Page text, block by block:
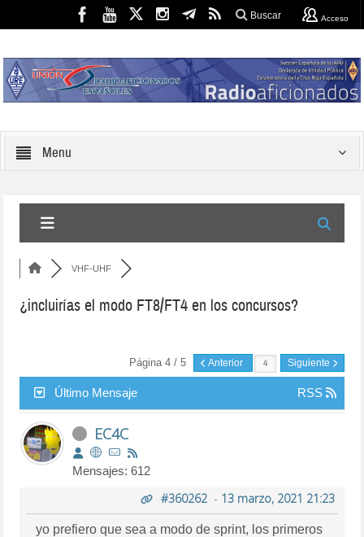
Buscar Acceso
Menu
VHF-UHF
¿incluirías el modo FT8/FT4 en los concursos?
Página 4 / 5 Anterior Siguiente
Último Mensaje RSS
EC4C
Mensajes: 612
#360262- 13 marzo, 2021 21:23
yo prefiero que sea a modo de sprint, los primeros